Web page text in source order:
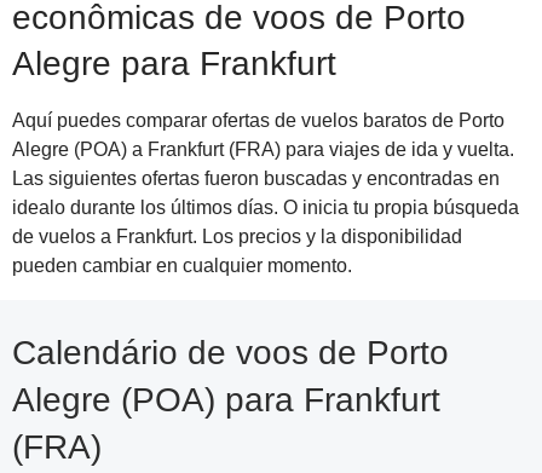
econômicas de voos de Porto
Alegre para Frankfurt
Aquí puedes comparar ofertas de vuelos baratos de Porto
Alegre (POA) a Frankfurt (FRA) para viajes de ida y vuelta.
Las siguientes ofertas fueron buscadas y encontradas en
idealo durante los últimos días. O inicia tu propia búsqueda
de vuelos a Frankfurt. Los precios y la disponibilidad
pueden cambiar en cualquier momento.
Calendário de voos de Porto
Alegre (POA) para Frankfurt
(FRA)